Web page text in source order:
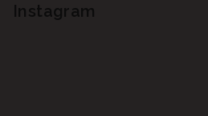
Instagram